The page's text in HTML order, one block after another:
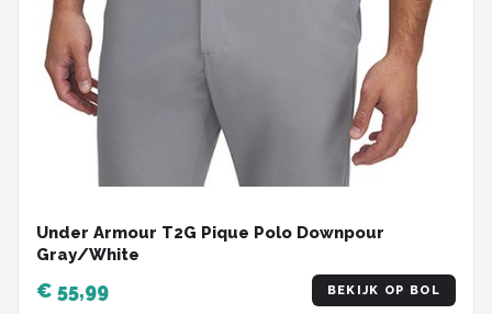
Under Armour T2G Pique Polo Downpour
Gray/White
€ 55,99 BEKIJK OP BOL